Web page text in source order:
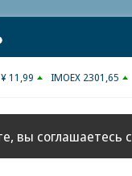
¥ 11,99 IMOEX 2301,65
вы соглашаетесь с